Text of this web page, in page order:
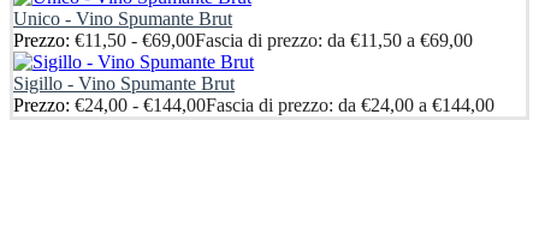
Unico - Vino Spumante Brut
Prezzo: €11,50 - €69,00Fascia di prezzo: da €11,50 a €69,00
Sigillo - Vino Spumante Brut
Prezzo: €24,00 - €144,00Fascia di prezzo: da €24,00 a €144,00